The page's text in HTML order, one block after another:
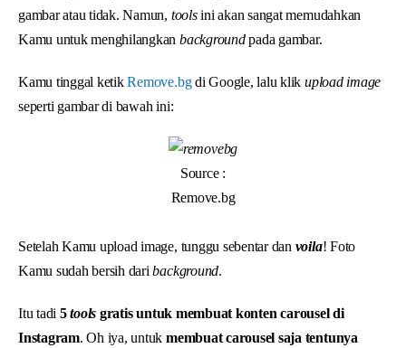
gambar atau tidak. Namun, toolsini akan sangat memudahkan
Kamu untuk menghilangkan backgroundpada gambar.
Kamu tinggal ketikRemove.bgdi Google, lalu klikupload image
seperti gambar di bawah ini:
Source :
Remove.bg
Setelah Kamu upload image, tunggu sebentar dan voila! Foto
Kamu sudah bersih daribackground.
Itu tadi 5tools gratis untuk membuat konten carousel di
Instagram. Oh iya, untukmembuat carousel saja tentunya